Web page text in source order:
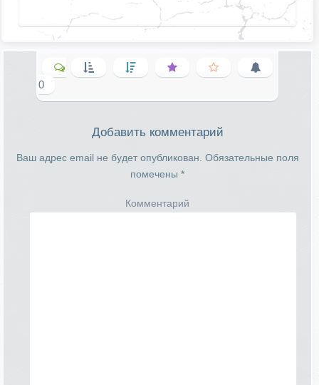
0
Добавить комментарий
Ваш адрес email не будет опубликован. Обязательные поля
помечены *
Комментарий